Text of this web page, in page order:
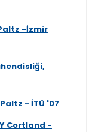
-İzmir
- İTÜ '07
Cortland -